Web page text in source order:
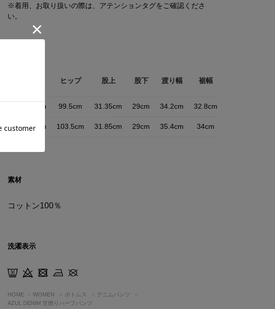
※着用、お取り扱いの際は、アテンションタグをご確認くださ
い。
ヒップ 股上 股下 渡り幅 裾幅
67cm 99.5cm 31.35cm 29cm 34.2cm 32.8cm
M 71cm 103.5cm 31.85cm 29cm 35.4cm 34cm
素材
コットン100％
洗濯表示
HOME WOMEN ボトムス
デニムパンツ
AZUL DENIM 甘撚りハーフパンツ